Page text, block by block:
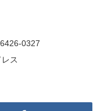
0327
ス